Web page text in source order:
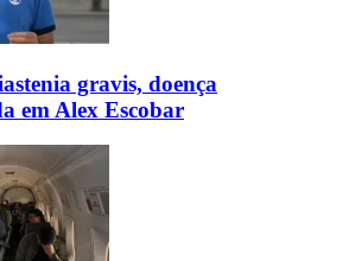
gravis, doença
em Alex Escobar